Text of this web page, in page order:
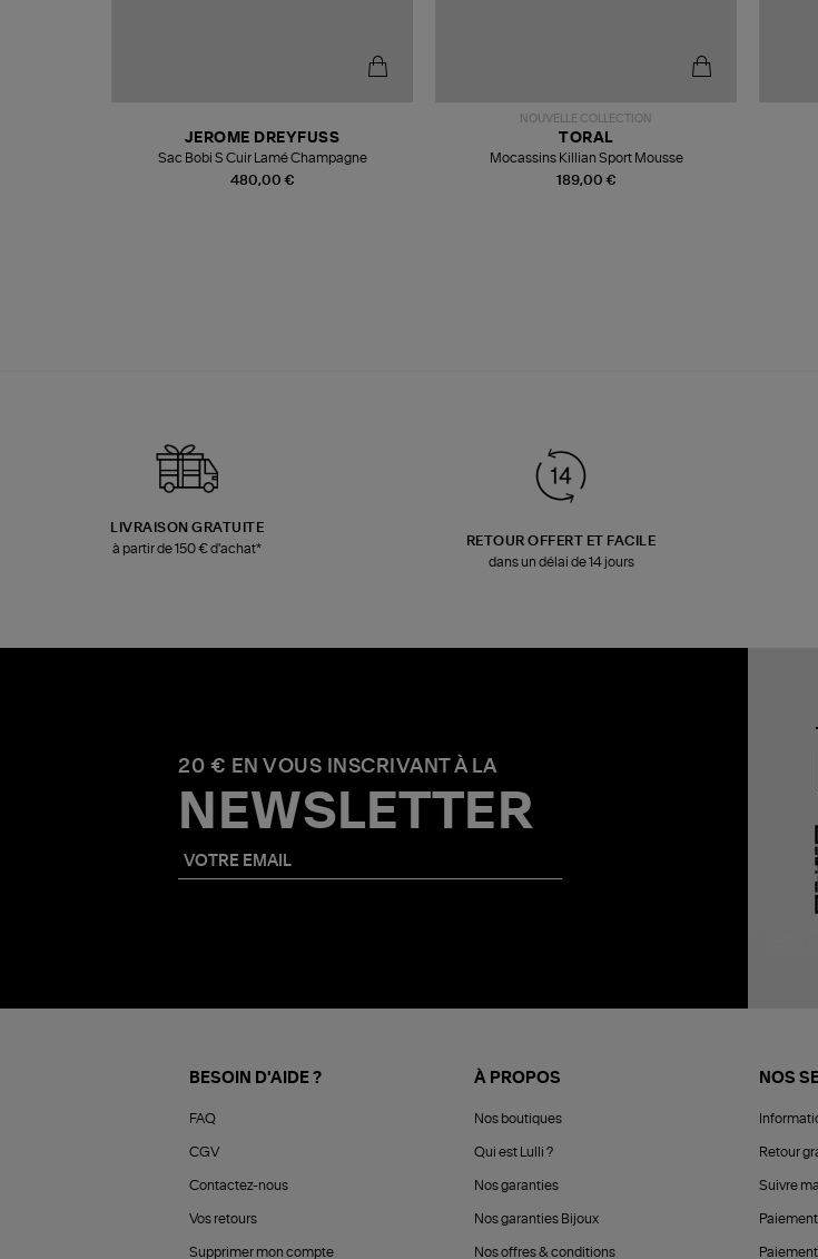
480,00 €
JEROME DREYFUSS
Sac Bobi S Cuir Lamé Champagne
NOUVELLE COLLECTION
189,00 €
TORAL
Mocassins Killian Sport Mousse
LIVRAISON GRATUITE
à partir de 150 € d'achat*
RETOUR OFFERT ET FACILE
dans un délai de 14 jours
20 € EN VOUS INSCRIVANT À LA
NEWSLETTER
BESOIN D'AIDE ?
FAQ
CGV
Contactez-nous
Vos retours
Supprimer mon compte
À PROPOS
Nos boutiques
Qui est Lulli ?
Nos garanties
Nos garanties Bijoux
Nos offres & conditions
NOS
Retour
Suivre